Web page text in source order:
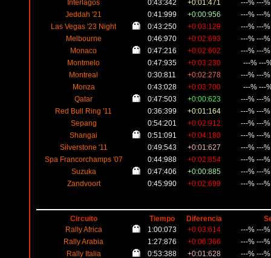
Interlagos
0:43:342 +0:01:471
---% ---
Jeddah '21
0:41:999 +0:00:956
---% ---
Las Vegas '23 Night
0:43:250 +0:03:129
---% ---
Melbourne
0:46:970 +0:02:693
---% ---
Monaco
0:47:216 +0:02:602
---% ---
Montmelo
0:47:935 +0:03:230
---% ---
Montreal
0:30:811 +0:02:278
---% ---
Monza
0:43:028 +0:03:700
---% ---
Qatar
0:47:503 +0:00:623
---% ---
Red Bull Ring '11
0:36:399 +0:01:164
---% ---
Sepang
0:54:201 +0:02:912
---% ---
Shangai
0:51:091 +0:04:180
---% ---
Silverstone '11
0:49:543 +0:01:627
---% ---
Spa Francorchamps '07
0:44:988 +0:02:854
---% ---
Suzuka
0:47:406 +0:00:885
---% ---
Zandvoort
0:45:990 +0:02:699 ---% ---
Circuito Tiempo Diferencia
Rally Africa
1:00:073 +0:03:614
---% ---
Rally Arabia
1:27:876 +0:06:366
---% ---
Rally Italia
0:53:388 +0:01:628
---% ---